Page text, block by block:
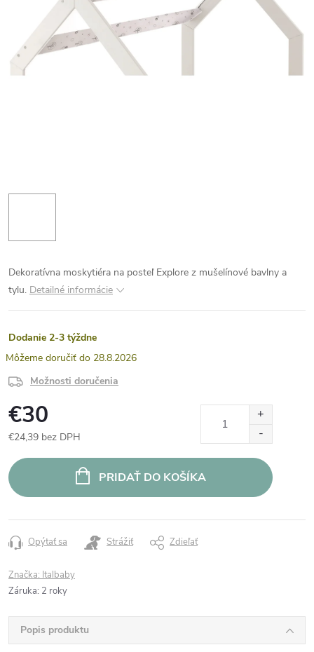
Dekoratívna moskytiéra na posteľ Explore z mušelínové bavlny a
tylu. Detailné informácie
Dodanie 2-3 týždne
28.8.2026
Možnosti doručenia
€30
€24,39 bez DPH
cena:
PRIDAŤ DO KOŠÍKA
Opýtať sa Strážiť Zdieľať
Značka: Italbaby
Záruka: 2 roky
Popis produktu